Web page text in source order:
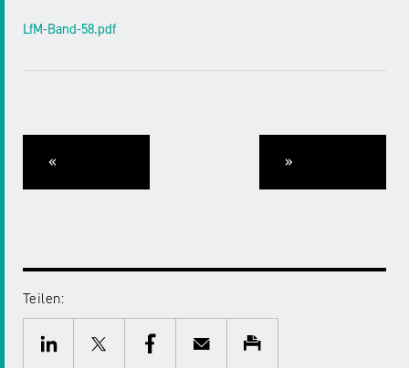
LfM-Band-58.pdf
« »
Teilen:
Twitter Facebook